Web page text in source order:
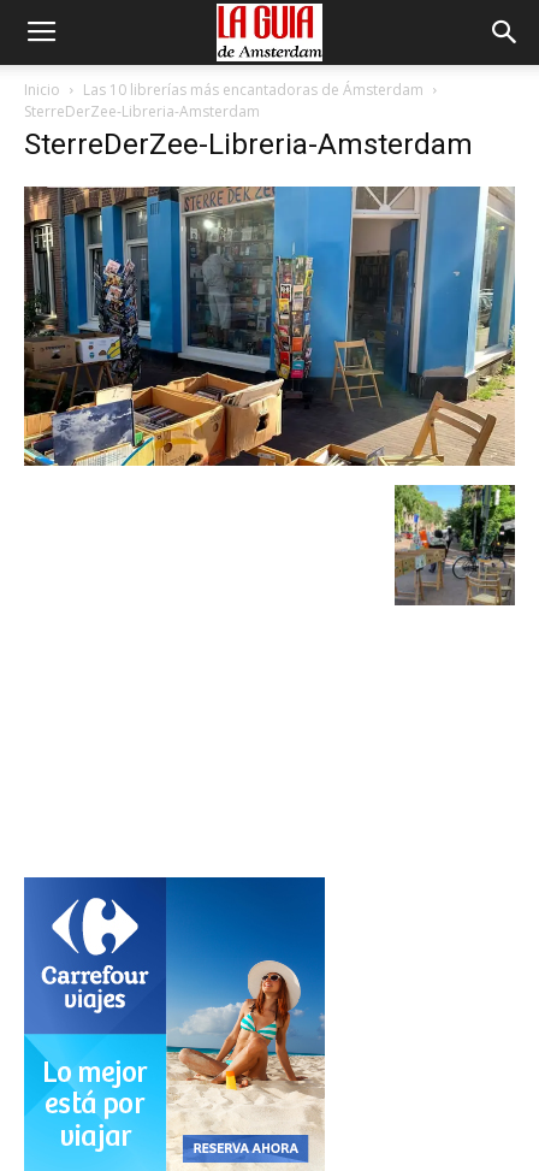
Inicio
Las 10 librerías más encantadoras de Ámsterdam
SterreDerZee-Libreria-Amsterdam
SterreDerZee-Libreria-Amsterdam